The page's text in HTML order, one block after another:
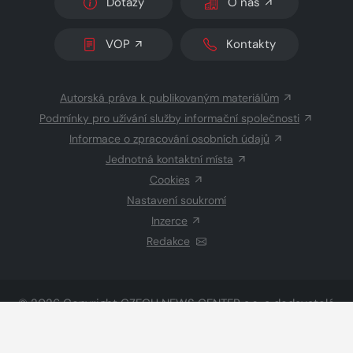
VOP Kontakty
Autorská práva k publikovaným materiálům
Podmínky pro užívání služby informační společnosti
Informace o zpracování osobních údajů
Jednotná kontaktní místa
Cookies
Nastavení soukromí
Inzerce
Redakce
© 2026 CopyrightCZECH NEWS CENTER a.s.a dodavatelé